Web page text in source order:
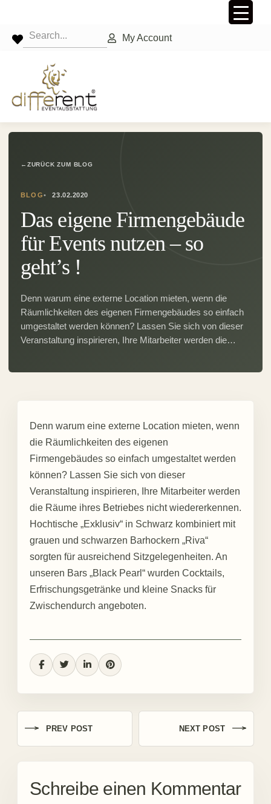
My Account
← ZURÜCK ZUM BLOG
BLOG 23.02.2020
Das eigene Firmengebäude
für Events nutzen – so
geht’s !
Denn warum eine externe Location mieten, wenn die
Räumlichkeiten des eigenen Firmengebäudes so einfach
umgestaltet werden können? Lassen Sie sich von dieser
Veranstaltung inspirieren, Ihre Mitarbeiter werden die…
Denn warum eine externe Location mieten, wenn
die Räumlichkeiten des eigenen
Firmengebäudes so einfach umgestaltet werden
können? Lassen Sie sich von dieser
Veranstaltung inspirieren, Ihre Mitarbeiter werden
die Räume ihres Betriebes nicht wiedererkennen.
Hochtische „Exklusiv“ in Schwarz kombiniert mit
grauen und schwarzen Barhockern „Riva“
sorgten für ausreichend Sitzgelegenheiten. An
unseren Bars „Black Pearl“ wurden Cocktails,
Erfrischungsgetränke und kleine Snacks für
Zwischendurch angeboten.
PREV POST NEXT POST
Schreibe einen Kommentar